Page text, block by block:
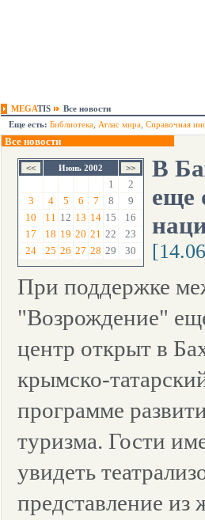
MEGATIS
Все новости
Еще есть: Библиотека Атлас мира Справочная
Все новости
Июнь 2002
1
2
3
4 5 6 7 8
9
10
11 12 13 14 15
16
17
18 19 20 21 22
23
24
25 26 27 28 29 30
В
еще
При поддержке
"Возрождение"
центр открыт в
крымско-
программе
туризма. Гости
увидеть
представление из